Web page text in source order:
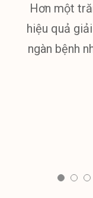
Hơn một
hiệu quả
ngàn bệnh